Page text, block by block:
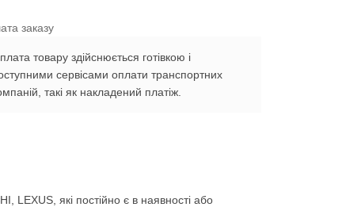
заказу
товару здійснюється готівкою і
сервісами оплати транспортних
такі як накладений платіж.
LEXUS, які постійно є в наявності або